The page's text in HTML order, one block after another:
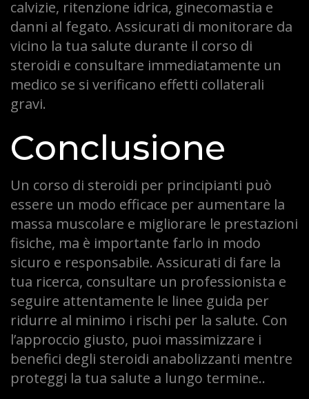
calvizie, ritenzione idrica, ginecomastia e
danni al fegato. Assicurati di monitorare da
vicino la tua salute durante il corso di
steroidi e consultare immediatamente un
medico se si verificano effetti collaterali
gravi.
Conclusione
Un corso di steroidi per principianti può
essere un modo efficace per aumentare la
massa muscolare e migliorare le prestazioni
fisiche, ma è importante farlo in modo
sicuro e responsabile. Assicurati di fare la
tua ricerca, consultare un professionista e
seguire attentamente le linee guida per
ridurre al minimo i rischi per la salute. Con
l’approccio giusto, puoi massimizzare i
benefici degli steroidi anabolizzanti mentre
proteggi la tua salute a lungo termine..